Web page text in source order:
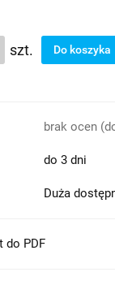
szt. Do koszyka
brak ocen
do 3 dni
Duża
do PDF